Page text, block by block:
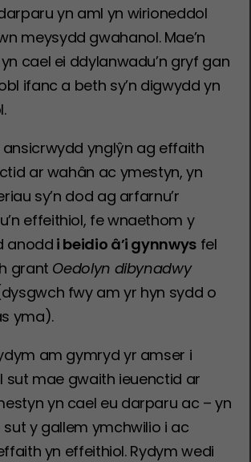
yn aml yn wirioneddol
meysydd gwahanol. Mae’n
cael ei ddylanwadu’n gryf gan
ifanc a beth sy’n digwydd yn
ansicrwydd ynglŷn ag effaith
ar wahân ac ymestyn, yn
sy’n dod ag arfarnu’r
effeithiol, fe wnaethom y
anodd i beidio â’i gynnwysfel
grant Oedolyn dibynadwy
fwy am yr hyn sydd o
yma).
am gymryd yr amser i
sut mae gwaith ieuenctid ar
yn cael eu darparu ac – yn
y gallem ymchwilio i ac
yn effeithiol. Rydym wedi